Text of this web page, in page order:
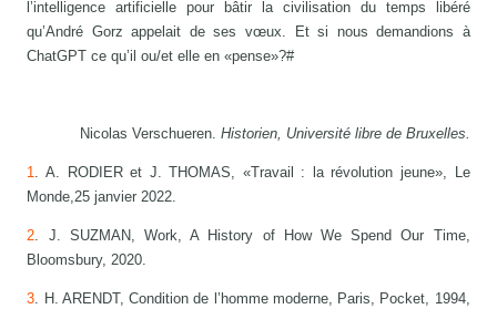
l’intelligence artificielle pour bâtir la civilisation du temps libéré
qu’André Gorz appelait de ses vœux. Et si nous demandions à
ChatGPT ce qu’il ou/et elle en «pense»?#
Nicolas Verschueren. Historien, Université libre de Bruxelles.
1. A. RODIER et J. THOMAS, «Travail : la révolution jeune», Le
Monde,25 janvier 2022.
2. J. SUZMAN, Work, A History of How We Spend Our Time,
Bloomsbury, 2020.
3. H. ARENDT, Condition de l’homme moderne, Paris, Pocket, 1994,